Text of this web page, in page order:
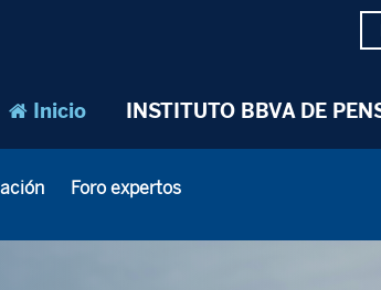
Inicio INSTITUTO BBVA DE
Foro expertos